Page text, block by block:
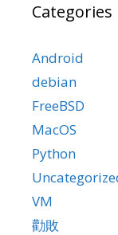
Categories
Android
debian
FreeBSD
MacOS
Python
VM
勸敗